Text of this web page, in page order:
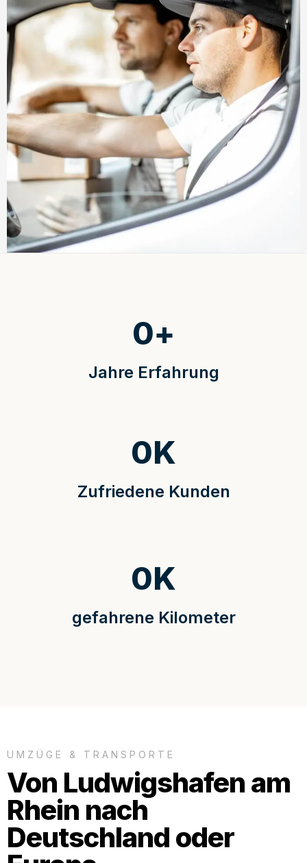
Jahre Erfahrung
0+
Zufriedene Kunden
0K
gefahrene Kilometer
0K
UMZÜGE & TRANSPORTE
Von Ludwigshafen am
Rhein nach
Deutschland oder